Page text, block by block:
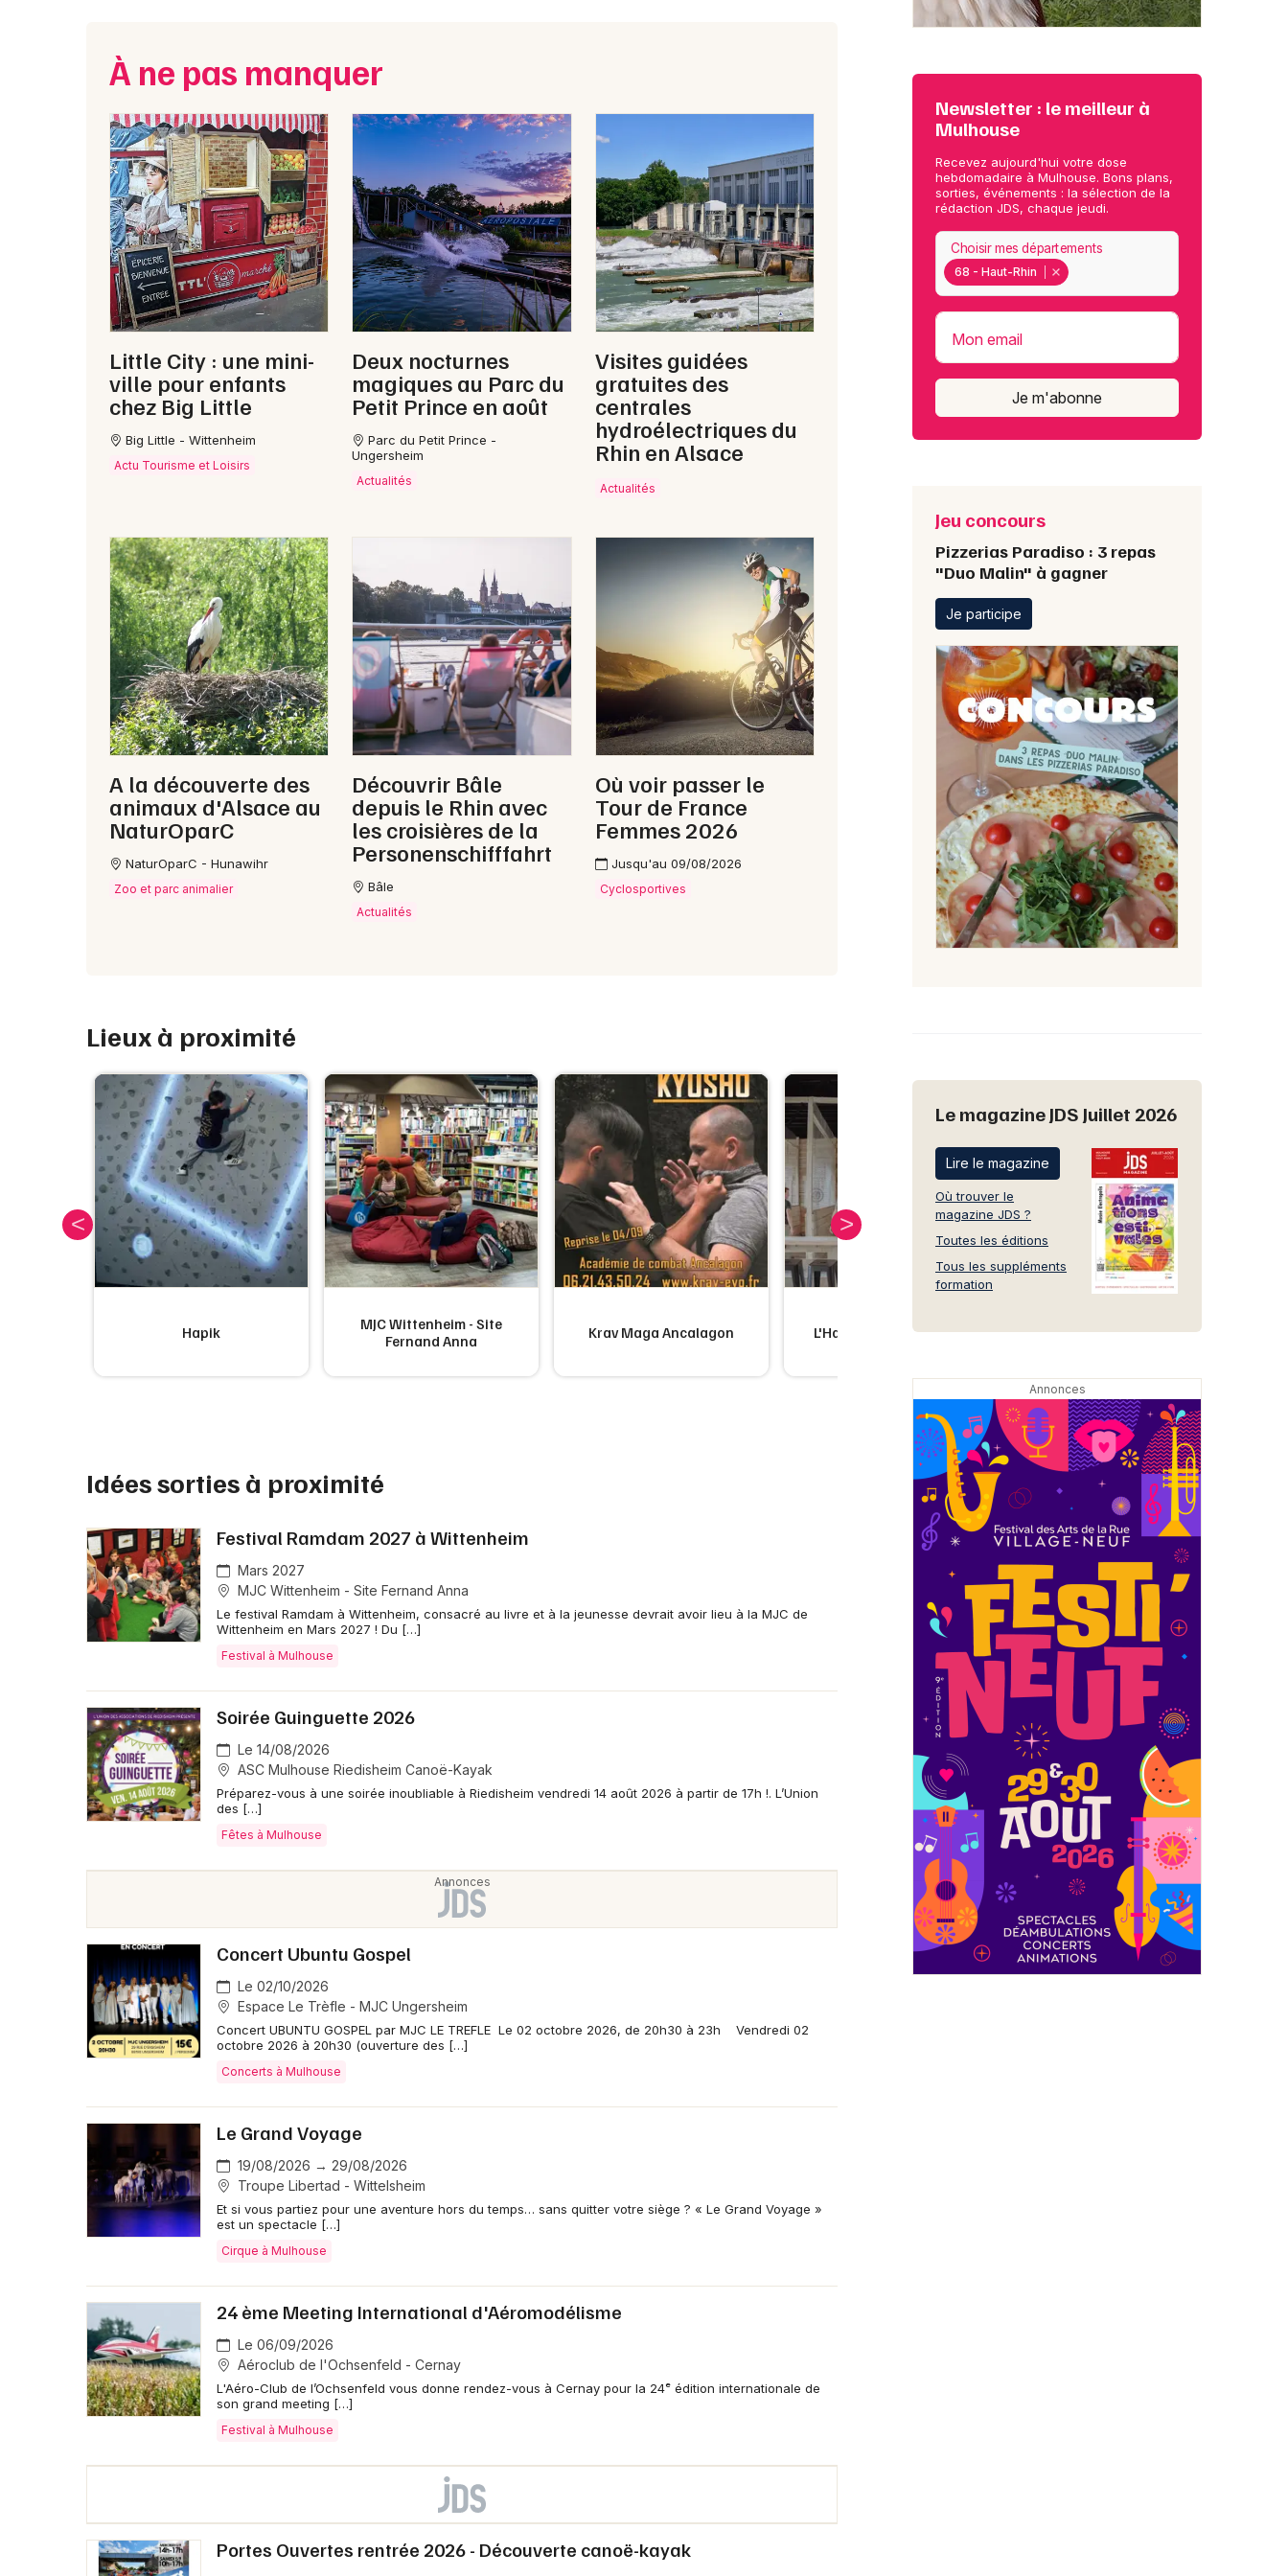
Newsletter des sorties
Artistes en tournée
Actus à Mulhouse
Magazine à Mulhouse
Actus tourisme & loisirs
Restaurants
68 - Haut-Rhin
Choisir mes départements
Mon email
À ne pas manquer
Little City : une mini-
ville pour enfants
chez Big Little
Big Little - Wittenheim
Actu Tourisme et Loisirs
Deux nocturnes
magiques au Parc du
Petit Prince en août
Parc du Petit Prince -
Ungersheim
Actualités
Visites guidées
gratuites des
centrales
hydroélectriques du
Rhin en Alsace
Actualités
A la découverte des
animaux d'Alsace au
NaturOparC
NaturOparC - Hunawihr
Zoo et parc animalier
Découvrir Bâle
depuis le Rhin avec
les croisières de la
Personenschifffahrt
Bâle
Actualités
Où voir passer le
Tour de France
Femmes 2026
Jusqu'au 09/08/2026
Cyclosportives
Lieux à proximité
Hapik
MJC Wittenheim - Site
Fernand Anna
Krav Maga Ancalagon L'Hache Prise Mulhouse Shaolin Young Chun
Idées sorties à proximité
Festival Ramdam 2027 à Wittenheim
Mars 2027
MJC Wittenheim - Site Fernand Anna
Le festival Ramdam à Wittenheim, consacré au livre et à la jeunesse devrait avoir lieu à la MJC de
Wittenheim en Mars 2027 ! Du […]
Festival à Mulhouse
Soirée Guinguette 2026
Le 14/08/2026
ASC Mulhouse Riedisheim Canoë-Kayak
Préparez-vous à une soirée inoubliable à Riedisheim vendredi 14 août 2026 à partir de 17h !. L’Union
des […]
Fêtes à Mulhouse
Concert Ubuntu Gospel
Le 02/10/2026
Espace Le Trèfle - MJC Ungersheim
Concert UBUNTU GOSPEL par MJC LE TREFLE Le 02 octobre 2026, de 20h30 à 23h Vendredi 02
octobre 2026 à 20h30 (ouverture des […]
Concerts à Mulhouse
Le Grand Voyage
19/08/2026 → 29/08/2026
Troupe Libertad - Wittelsheim
Et si vous partiez pour une aventure hors du temps… sans quitter votre siège ? « Le Grand Voyage »
est un spectacle […]
Cirque à Mulhouse
24 ème Meeting International d'Aéromodélisme
Le 06/09/2026
Aéroclub de l'Ochsenfeld - Cernay
L'Aéro-Club de l’Ochsenfeld vous donne rendez-vous à Cernay pour la 24ᵉ édition internationale de
son grand meeting […]
Festival à Mulhouse
Portes Ouvertes rentrée 2026 - Découverte canoë-kayak
Newsletter : le meilleur à
Mulhouse
Recevez aujourd'hui votre dose
hebdomadaire à Mulhouse. Bons plans,
sorties, événements : la sélection de la
rédaction JDS, chaque jeudi.
68 - Haut-Rhin
Choisir mes départements
Mon email
Je m'abonne
Jeu concours
Pizzerias Paradiso : 3 repas
"Duo Malin" à gagner
Je participe
Le magazine JDS Juillet 2026
Lire le magazine
Où trouver le
magazine JDS ?
Toutes les éditions
Tous les suppléments
formation